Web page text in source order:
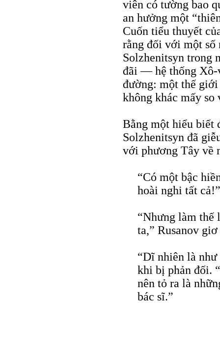
viên có tường bao
an hưởng một
Cuốn tiểu thuyết
rằng đối với một
Solzhenitsyn trong
đãi — hệ thống Xô-
đường: một thế giới
không khác mấy
Bằng một hiểu biết
Solzhenitsyn đã
với phương Tây về
“Có một bậc
hoài nghi tất cả!”
“Nhưng làm thế
ta,” Rusanov
“Dĩ nhiên là
khi bị phản đối.
nên tỏ ra là
bác sĩ.”